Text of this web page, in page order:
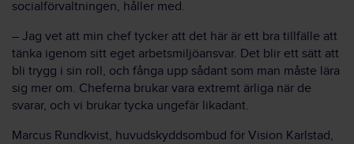
socialförvaltningen, håller med.
– Jag vet att min chef tycker att det här är ett bra tillfälle att
tänka igenom sitt eget arbetsmiljöansvar. Det blir ett sätt att
bli trygg i sin roll, och fånga upp sådant som man måste lära
sig mer om. Cheferna brukar vara extremt ärliga när de
svarar, och vi brukar tycka ungefär likadant.
Marcus Rundkvist, huvudskyddsombud för Vision Karlstad,